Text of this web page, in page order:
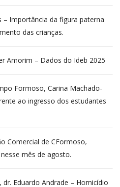
– Importância da figura paterna
das crianças.
Amorim – Dados do Ideb 2025
Formoso, Carina Machado-
ao ingresso dos estudantes
Comercial de CFormoso,
mês de agosto.
dr. Eduardo Andrade – Homicídio